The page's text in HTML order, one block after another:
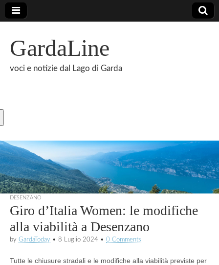
GardaLine
voci e notizie dal Lago di Garda
DESENZANO
Giro d’Italia Women: le modifiche
alla viabilità a Desenzano
by GardaToday • 8 Luglio 2024 • 0 Comments
Tutte le chiusure stradali e le modifiche alla viabilità previste per